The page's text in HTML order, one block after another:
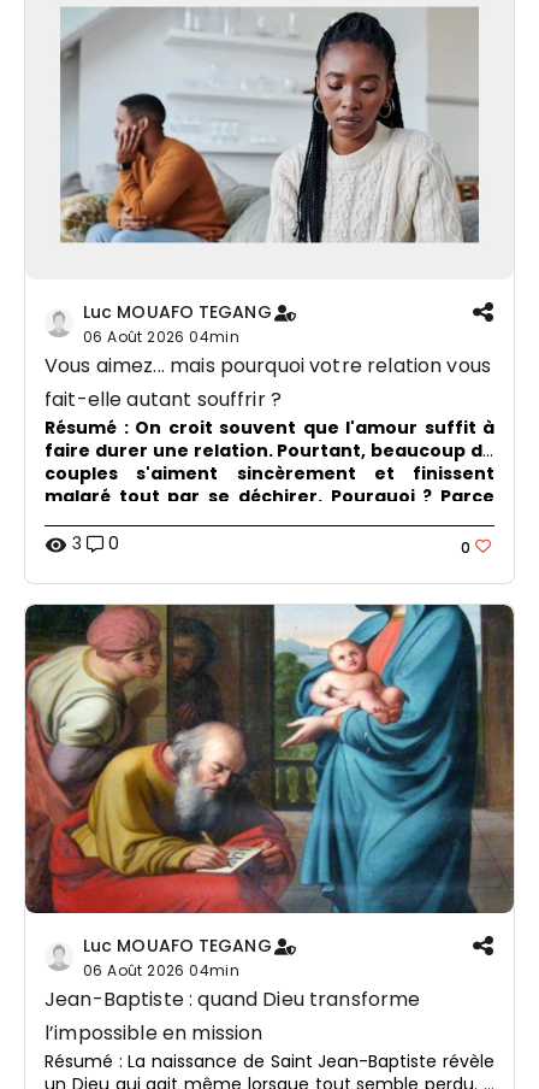
Luc MOUAFO TEGANG
06 Août 202604min
Vous aimez... mais pourquoi votre relation vous
fait-elle autant souffrir ?
Résumé : On croit souvent que l'amour suffit à
faire durer une relation. Pourtant, beaucoup de
couples s'aiment sincèrement et finissent
malgré tout par se déchirer. Pourquoi ? Parce
Il doit être éduqué, purifié et soutenu par la
d'une relation solide ne réside pas dans
l'intensité des sentiments, mais dans la qualité
de l'amour vécu au quotidien.
visibility 3 0 0
Luc MOUAFO TEGANG
06 Août 202604min
Jean-Baptiste : quand Dieu transforme
l’impossible en mission
Résumé : La naissance de Saint Jean-Baptiste révèle
un Dieu qui agit même lorsque tout semble perdu. À